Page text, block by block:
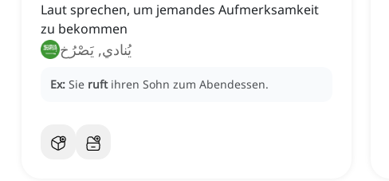
Laut sprechen, um jemandes Aufmerksamkeit
zu bekommen
يُنادي, يَصْرُخ
Ex: Sie ruft ihren Sohn zum Abendessen.